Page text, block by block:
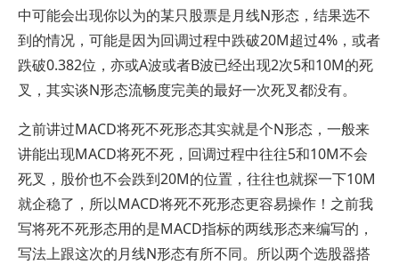
中可能会出现你以为的某只股票是月线N形态，结果选不
到的情况，可能是因为回调过程中跌破20M超过4%，或者
跌破0.382位，亦或A波或者B波已经出现2次5和10M的死
叉，其实谈N形态流畅度完美的最好一次死叉都没有。
之前讲过MACD将死不死形态其实就是个N形态，一般来
讲能出现MACD将死不死，回调过程中往往5和10M不会
死叉，股价也不会跌到20M的位置，往往也就探一下10M
就企稳了，所以MACD将死不死形态更容易操作！之前我
写将死不死形态用的是MACD指标的两线形态来编写的，
写法上跟这次的月线N形态有所不同。所以两个选股器搭